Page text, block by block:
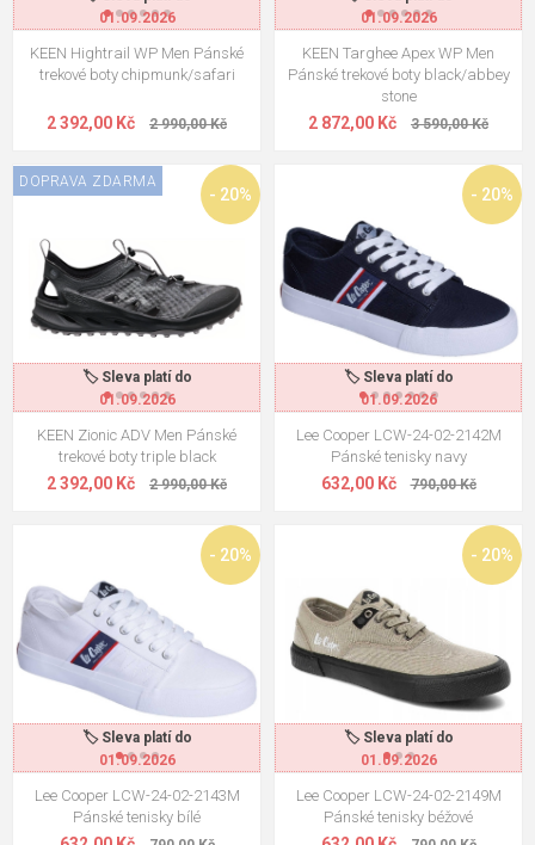
01.09.2026
KEEN Hightrail WP Men Pánské
trekové boty chipmunk/safari
2 392,00 Kč 2 990,00 Kč
01.09.2026
KEEN Targhee Apex WP Men
Pánské trekové boty black/abbey
stone
2 872,00 Kč 3 590,00 Kč
🏷️ Sleva platí do
01.09.2026
- 20%
DOPRAVA ZDARMA
KEEN Zionic ADV Men Pánské
trekové boty triple black
2 392,00 Kč 2 990,00 Kč
🏷️ Sleva platí do
01.09.2026
- 20%
Lee Cooper LCW-24-02-2142M
Pánské tenisky navy
632,00 Kč 790,00 Kč
🏷️ Sleva platí do
01.09.2026
- 20%
Lee Cooper LCW-24-02-2143M
Pánské tenisky bílé
🏷️ Sleva platí do
01.09.2026
- 20%
Lee Cooper LCW-24-02-2149M
Pánské tenisky béžové